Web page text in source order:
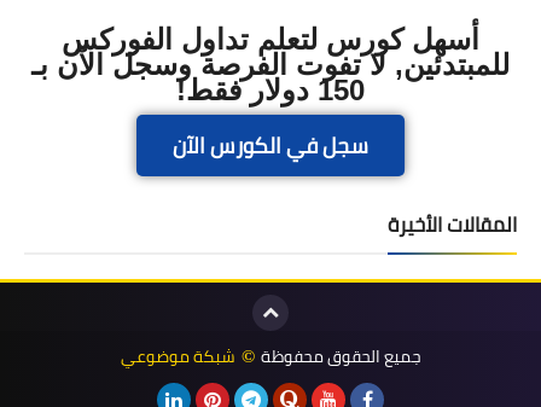
أسهل كورس لتعلم تداول الفوركس
للمبتدئين, لا تفوت الفرصة وسجل الآن بـ
150 دولار فقط!
سجل في الكورس الآن
المقالات الأخيرة
جميع الحقوق محفوظة © شبكة موضوعي